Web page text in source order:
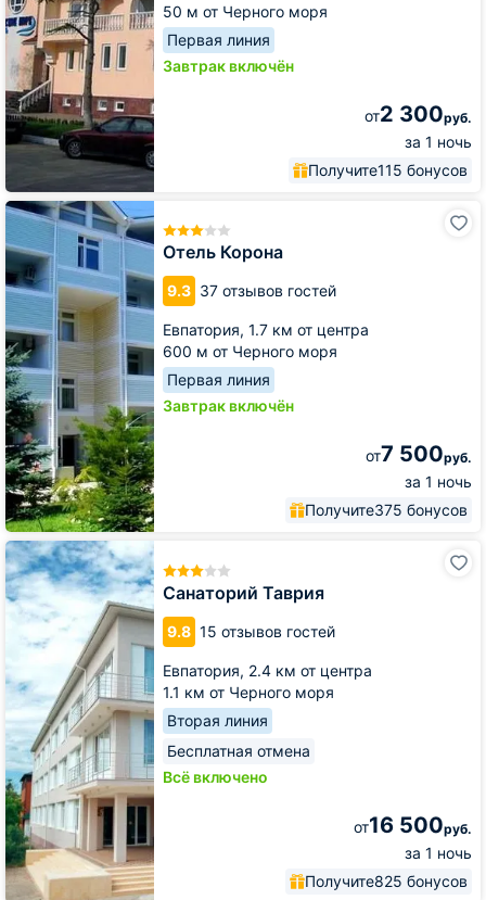
50 м от Черного моря
Первая линия
Завтрак включён
от2 300руб.
за 1 ночь
Получите115 бонусов
Отель Корона
9.3 37 отзывов гостей
Евпатория, 1.7 км от центра
600 м от Черного моря
Первая линия
Завтрак включён
от7 500руб.
за 1 ночь
Получите375 бонусов
Отель
Корона
Санаторий Таврия
9.8 15 отзывов гостей
Евпатория, 2.4 км от центра
1.1 км от Черного моря
Вторая линия
Бесплатная отмена
Всё включено
от16 500руб.
за 1 ночь
Получите825 бонусов
Санаторий
Таврия